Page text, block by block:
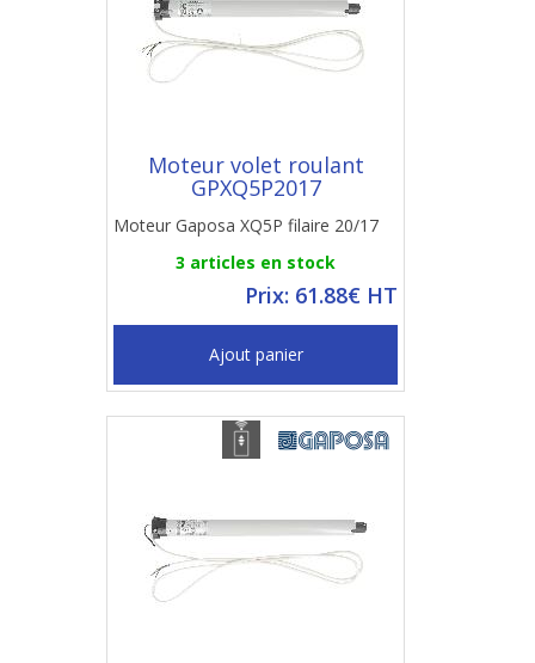
Moteur volet roulant
GPXQ5P2017
Moteur Gaposa XQ5P filaire 20/17
3 articles en stock
Prix: 61.88€ HT
Ajout panier